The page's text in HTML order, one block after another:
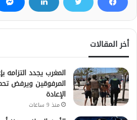
أخر المقالات
المغرب يجدد التزامه
المرفوقين ويرفض
الإعادة
منذ 9 ساعات